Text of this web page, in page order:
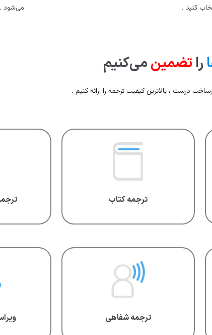
کنید .
می‌شود .
راتضمینمی‌کنیم
درست ، بالاترین کیفیت ترجمه را ارائه کنیم .
ترجمه کتاب
ترجمه شفاهی